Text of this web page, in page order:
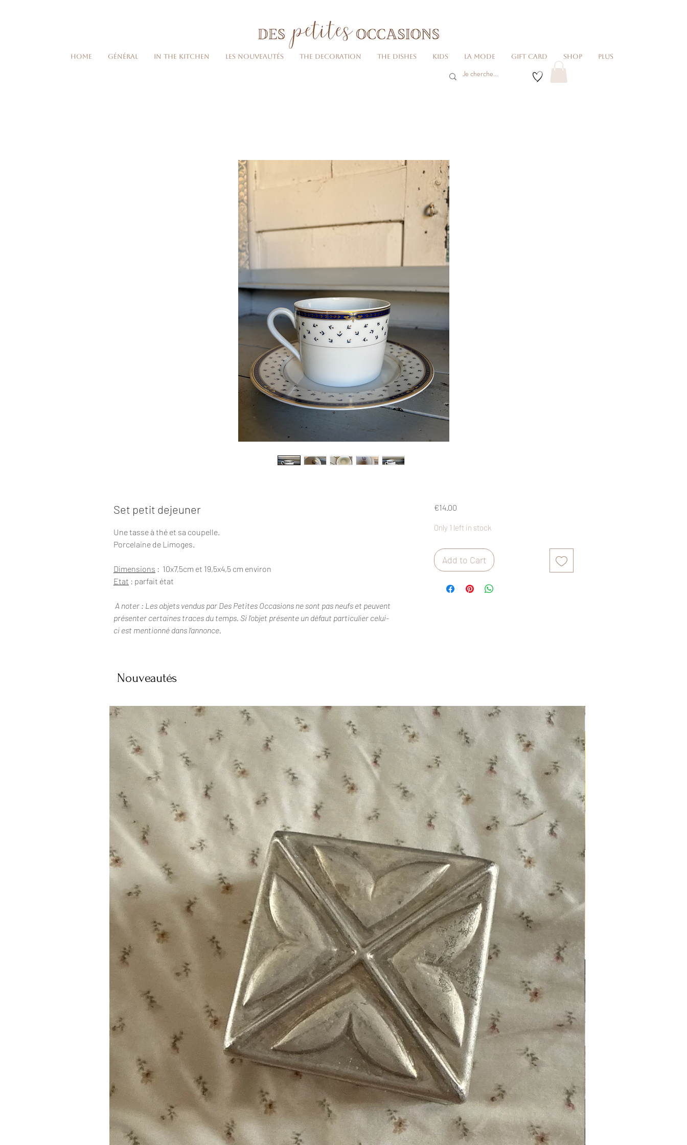
Home Général In the kitchen Les nouveautés The decoration The dishes Kids La Mode Gift card Shop Plus
Set petit dejeuner
Une tasse à thé et sa coupelle.
Porcelaine de Limoges.
Dimensions : 10x7,5cm et 19,5x4,5 cm environ
Etat : parfait état
A noter : Les objets vendus par Des Petites Occasions ne sont pas neufs et peuvent
présenter certaines traces du temps. Si l'objet présente un défaut particulier celui-
ci est mentionné dans l’annonce.
€14.00Price
Only 1 left in stock
Add to Cart
Nouveautés